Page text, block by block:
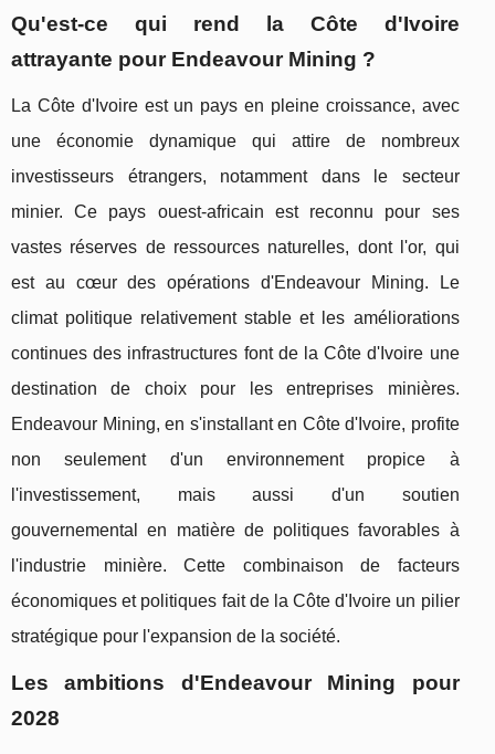
Qu'est-ce qui rend la Côte d'Ivoire
attrayante pour Endeavour Mining ?
La Côte d'Ivoire est un pays en pleine croissance, avec
une économie dynamique qui attire de nombreux
investisseurs étrangers, notamment dans le secteur
minier. Ce pays ouest-africain est reconnu pour ses
vastes réserves de ressources naturelles, dont l'or, qui
est au cœur des opérations d'Endeavour Mining. Le
climat politique relativement stable et les améliorations
continues des infrastructures font de la Côte d'Ivoire une
destination de choix pour les entreprises minières.
Endeavour Mining, en s'installant en Côte d'Ivoire, profite
non seulement d'un environnement propice à
l'investissement, mais aussi d'un soutien
gouvernemental en matière de politiques favorables à
l'industrie minière. Cette combinaison de facteurs
économiques et politiques fait de la Côte d'Ivoire un pilier
stratégique pour l'expansion de la société.
Les ambitions d'Endeavour Mining pour
2028